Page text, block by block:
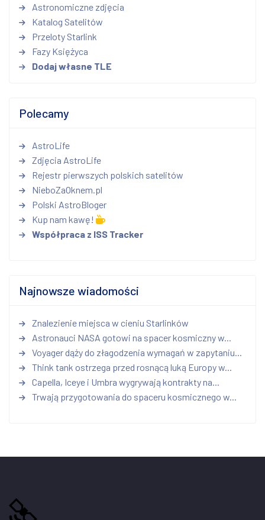
Astronomiczne zdjęcia
Katalog Satelitów
Przeloty Starlink
Fazy Księżyca
Dodaj własne TLE
Polecamy
AstroLife
Zdjęcia AstroLife
Rejestr pierwszych polskich satelitów
NieboZaOknem.pl
Polski AstroBloger
Kup nam kawę!
Współpraca z ISS Tracker
Najnowsze wiadomości
Znalezienie miejsca w cieniu Starlinków
Astronauci NASA gotowi na spacer kosmiczny w...
Voyager dąży do złagodzenia wymagań w zapytaniu...
Think tank ostrzega przed rosnącą luką Europy w...
Capella, Iceye i Umbra wygrywają kontrakty na...
Trwają przygotowania do spaceru kosmicznego w...